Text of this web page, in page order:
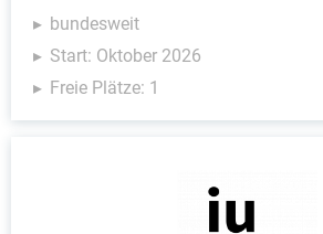
bundesweit
Start: Oktober 2026
Freie Plätze: 1